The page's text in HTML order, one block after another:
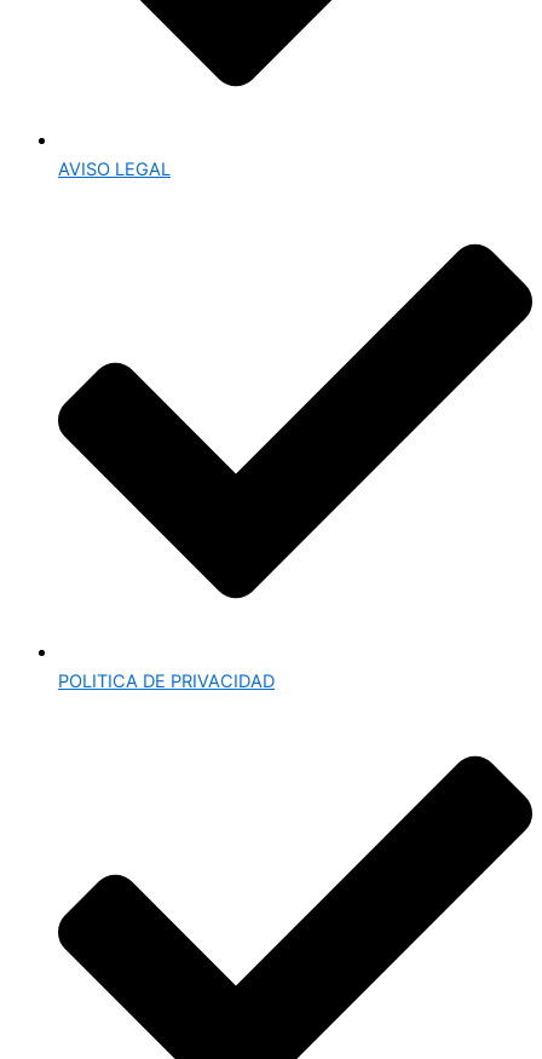
AVISO LEGAL
POLITICA DE PRIVACIDAD